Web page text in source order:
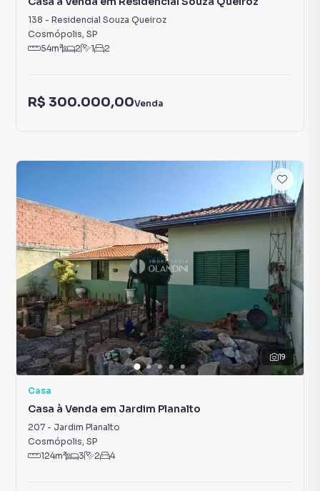
138 - Residencial Souza Queiroz
Cosmópolis, SP
54m² 2 1 2
R$ 300.000,00Venda
19
Casa
Casa à Venda em Jardim Planalto
207 - Jardim Planalto
Cosmópolis, SP
124m² 3 2 4